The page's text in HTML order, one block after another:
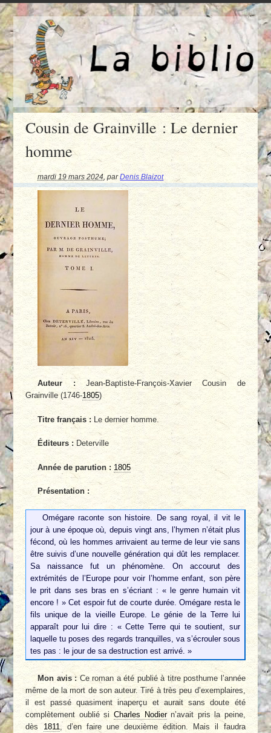
Cousin de Grainville : Le dernier
homme
mardi 19 mars 2024,parDenis Blaizot
Auteur :Jean-Baptiste-François-Xavier Cousin de
Grainville (1746-1805)
Titre français : Le dernier homme.
Éditeurs : Deterville
Année de parution : 1805
Présentation :
Omégare raconte son histoire. De sang royal, il vit le
jour à une époque où, depuis vingt ans, l’hymen n’était plus
fécond, où les hommes arrivaient au terme de leur vie sans
être suivis d’une nouvelle génération qui dût les remplacer.
Sa naissance fut un phénomène. On accourut des
extrémités de l’Europe pour voir l’homme enfant, son père
le prit dans ses bras en s’écriant : « le genre humain vit
encore ! » Cet espoir fut de courte durée. Omégare resta le
fils unique de la vieille Europe. Le génie de la Terre lui
apparaît pour lui dire : « Cette Terre qui te soutient, sur
laquelle tu poses des regards tranquilles, va s’écrouler sous
tes pas : le jour de sa destruction est arrivé. »
Mon avis :Ce roman a été publié à titre posthume l’année
même de la mort de son auteur. Tiré à très peu d’exemplaires,
il est passé quasiment inaperçu et aurait sans doute été
complètement oublié si Charles Nodiern’avait pris la peine,
dès 1811 , d’en faire une deuxième édition. Mais il faudra